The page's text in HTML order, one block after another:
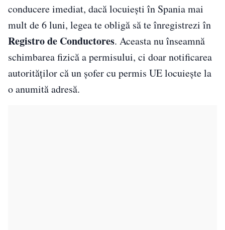
conducere imediat, dacă locuiești în Spania mai
mult de 6 luni, legea te obligă să te înregistrezi în
Registro de Conductores. Aceasta nu înseamnă
schimbarea fizică a permisului, ci doar notificarea
autorităților că un șofer cu permis UE locuiește la
o anumită adresă.